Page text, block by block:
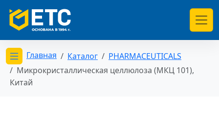
Открыть меню категорий
Главная Каталог
PHARMACEUTICALS
Микрокристаллическая целлюлоза (МКЦ 101),
Китай